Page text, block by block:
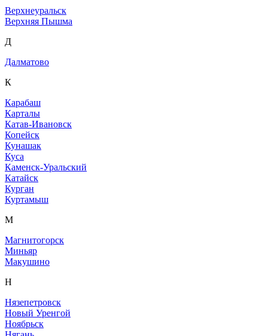
Верхнеуральск
Верхняя Пышма
Д
Далматово
К
Карабаш
Карталы
Катав-Ивановск
Копейск
Кунашак
Куса
Каменск-Уральский
Катайск
Курган
Куртамыш
М
Магнитогорск
Миньяр
Макушино
Н
Нязепетровск
Новый Уренгой
Ноябрьск